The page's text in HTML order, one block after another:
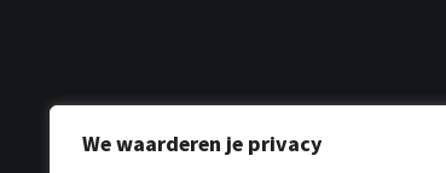
We waarderen je privacy